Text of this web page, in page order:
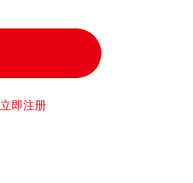
立即注册